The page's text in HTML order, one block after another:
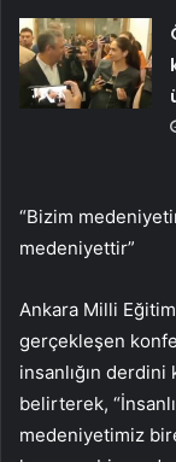
“Bizim
medeniyettir”
Ankara Milli Eğitim
gerçekleşen
insanlığın
belirterek,
medeniyetimiz